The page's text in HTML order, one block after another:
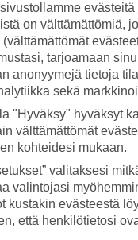
TUI-sovellus
Lataa sovellus kätevästi
QR-koodi puhelimesi
on välttämättömiä,
tarjoamaan
anonyymejä tietoja
sekä
"Hyväksy" hyväksyt
välttämättömät
kohteidesi mukaan.
valitaksesi
valintojasi
kustakin evästeestä
että henkilötietosi